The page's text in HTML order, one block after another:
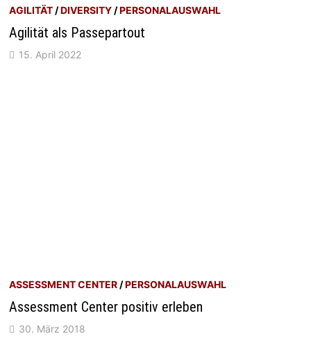
AGILITÄT /DIVERSITY /PERSONALAUSWAHL
Agilität als Passepartout
15. April 2022
ASSESSMENT CENTER /PERSONALAUSWAHL
Assessment Center positiv erleben
30. März 2018